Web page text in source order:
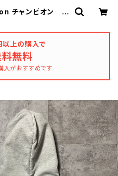
チャンピオン プ
上の購入で
無料
入がおすすめです